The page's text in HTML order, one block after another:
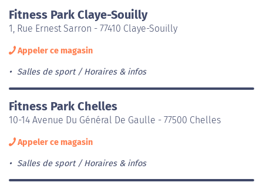
Fitness Park Claye-Souilly
1, Rue Ernest Sarron - 77410 Claye-Souilly
Appeler ce magasin
Salles de sport Horaires & infos
Fitness Park Chelles
10-14 Avenue Du Général De Gaulle - 77500 Chelles
Appeler ce magasin
Salles de sport Horaires & infos